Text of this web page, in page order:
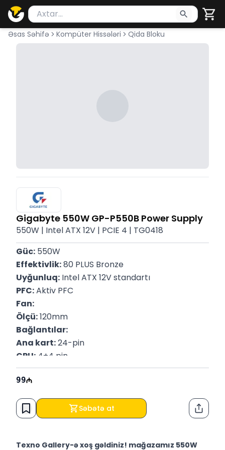
Məhsul axtar
Axtarış üçün ən azı 2 simvol yazın. Göndərmək
Əsas Səhifə Kompüter Hissələri Qida Bloku
Gigabyte 550W GP-P550B Power Supply
550W | Intel ATX 12V | PCIE 4 | TG0418
Güc: 550W
Effektivlik: 80 PLUS Bronze
Uyğunluq: Intel ATX 12V standartı
PFC: Aktiv PFC
Fan:
Ölçü: 120mm
Bağlantılar:
Ana kart: 24-pin
CPU: 4+4 pin
PCI-e: 6+2 pin
SATA:
Uyğunluq:
AMD və Intel platformaları ilə uyğun
99
Səbətə at
Texno Gallery-ə xoş gəldiniz! mağazamız 550W